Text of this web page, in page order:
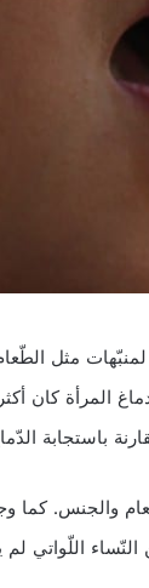
مثل
المرأة كان
باستجابة
والجنس. كما
اللّواتي